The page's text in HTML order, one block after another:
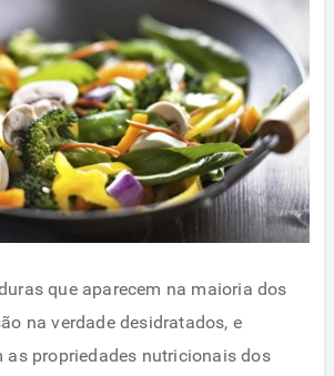
que aparecem na maioria dos
na verdade desidratados, e
as propriedades nutricionais dos